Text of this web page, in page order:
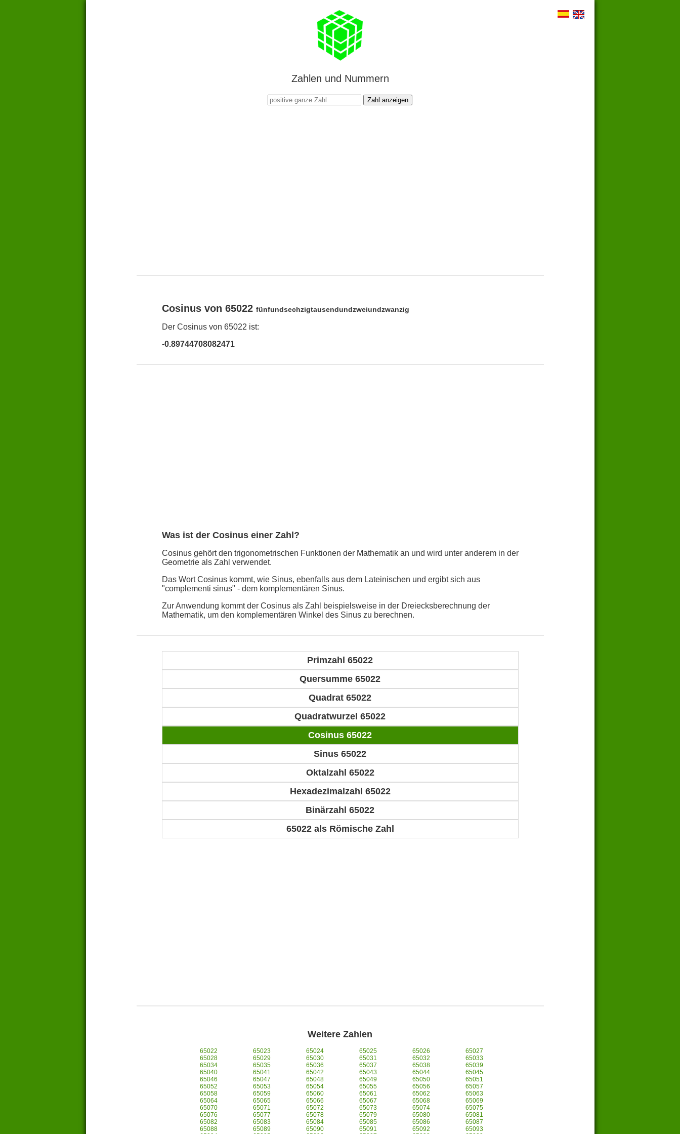
Zahlen und Nummern
Zahl anzeigen
Cosinus von 65022 fünfundsechzigtausendundzweiundzwanzig
Der Cosinus von 65022 ist:
-0.89744708082471
Was ist der Cosinus einer Zahl?
Cosinus gehört den trigonometrischen Funktionen der Mathematik an und wird unter anderem in der
Geometrie als Zahl verwendet.
Das Wort Cosinus kommt, wie Sinus, ebenfalls aus dem Lateinischen und ergibt sich aus
"complementi sinus" - dem komplementären Sinus.
Zur Anwendung kommt der Cosinus als Zahl beispielsweise in der Dreiecksberechnung der
Mathematik, um den komplementären Winkel des Sinus zu berechnen.
Primzahl 65022
Quersumme 65022
Quadrat 65022
Quadratwurzel 65022
Cosinus 65022
Sinus 65022
Oktalzahl 65022
Hexadezimalzahl 65022
Binärzahl 65022
65022 als Römische Zahl
Weitere Zahlen
65022 65023 65024 65025 65026
65027
65028
65029 65030 65031 65032
65033
65034
65035 65036 65037 65038
65039
65040
65041 65042 65043 65044
65045
65046
65047 65048 65049 65050
65051
65052
65053 65054 65055 65056
65057
65058
65059 65060 65061 65062
65063
65064
65065 65066 65067 65068
65069
65070
65071 65072 65073 65074
65075
65076
65077 65078 65079 65080
65081
65082
65083 65084 65085 65086
65087
65088
65089 65090 65091 65092
65093